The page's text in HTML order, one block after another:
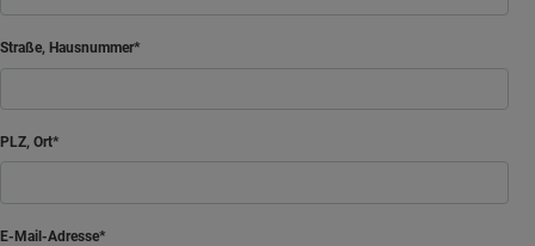
Straße, Hausnummer
PLZ, Ort
E-Mail-Adresse